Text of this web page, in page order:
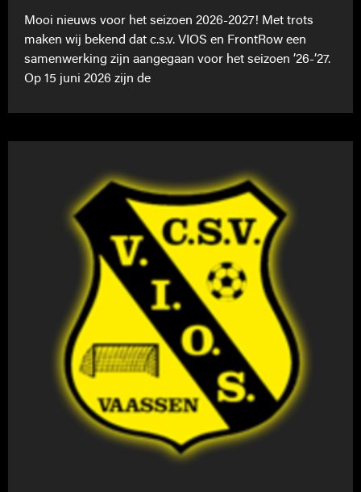
Mooi nieuws voor het seizoen 2026-2027! Met trots
maken wij bekend dat c.s.v. VIOS en FrontRow een
samenwerking zijn aangegaan voor het seizoen ’26-’27.
Op 15 juni 2026 zijn de